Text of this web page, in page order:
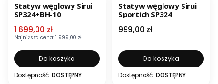
Statyw węglowy Sirui
SP324+BH-10
Cena promocyjna
1 699,00 zł
Najniższa cena: 1 999,00 zł
Do koszyka
Dostępność: DOSTĘPNY
Statyw węglowy Sirui
Sportich SP324
Cena
999,00 zł
Do koszyka
Dostępność: DOSTĘPNY